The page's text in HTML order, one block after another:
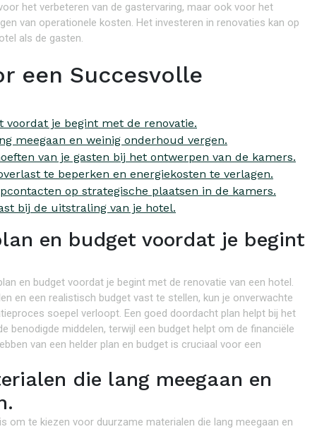
het verbeteren van de gastervaring, maar ook voor het
van operationele kosten. Het investeren in renovaties kan op
als de gasten.
een Succesvolle
je begint met de renovatie.
meegaan en weinig onderhoud vergen.
van je gasten bij het ontwerpen van de kamers.
te beperken en energiekosten te verlagen.
op strategische plaatsen in de kamers.
bij de uitstraling van je hotel.
en budget voordat je begint
en budget voordat je begint met de renovatie van een hotel.
en een realistisch budget vast te stellen, kun je onverwachte
soepel verloopt. Een goed doordacht plan helpt bij het
benodigde middelen, terwijl een budget helpt om de financiële
van een helder plan en budget is cruciaal voor een
die lang meegaan en
om te kiezen voor duurzame materialen die lang meegaan en